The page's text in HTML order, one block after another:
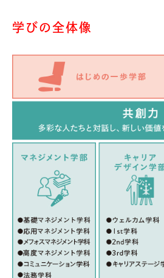
学びの全体像